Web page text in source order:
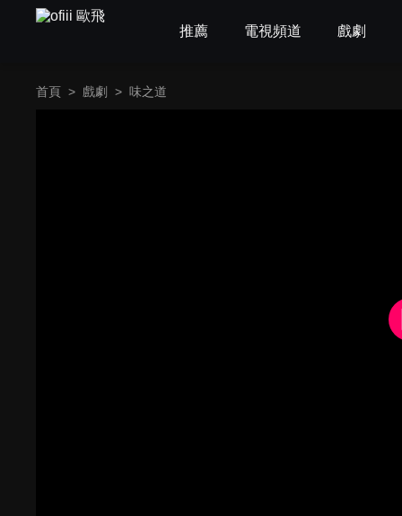
推薦 電視頻道 戲劇
首頁 > 戲劇 > 味之道